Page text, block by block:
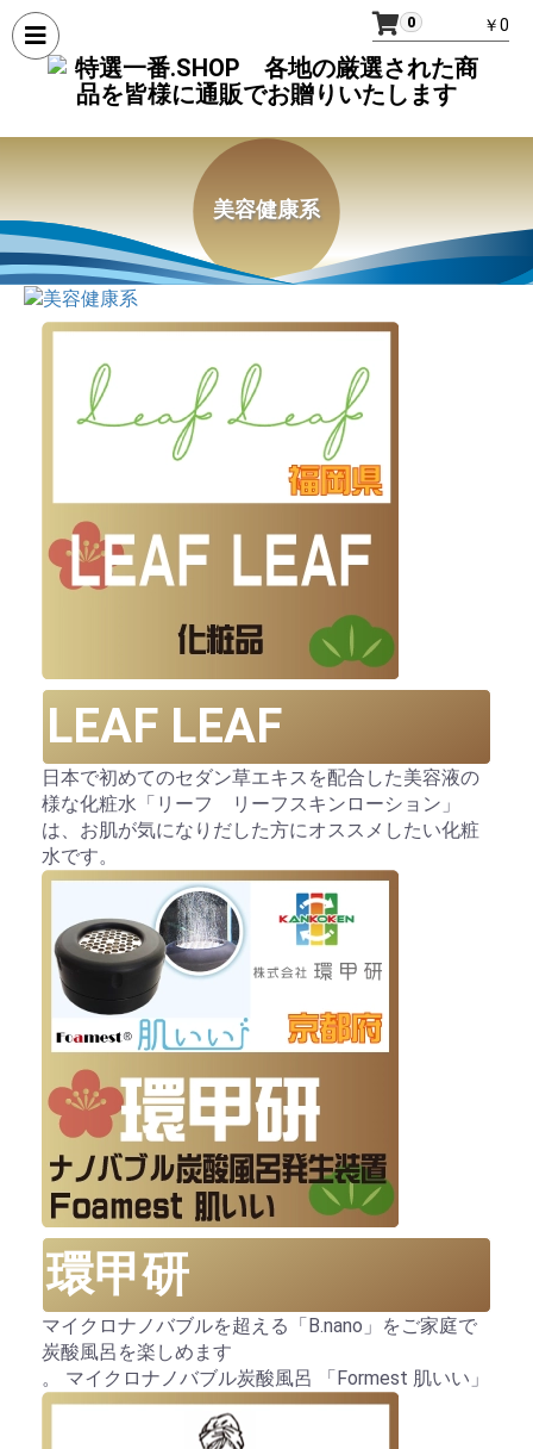
0 ￥0
美容健康系
LEAF LEAF
日本で初めてのセダン草エキスを配合した美容液の
様な化粧水「リーフ リーフスキンローション」
は、お肌が気になりだした方にオススメしたい化粧
水です。
環甲研
マイクロナノバブルを超える「B.nano」をご家庭で
炭酸風呂を楽しめます
。 マイクロナノバブル炭酸風呂 「Formest 肌いい」